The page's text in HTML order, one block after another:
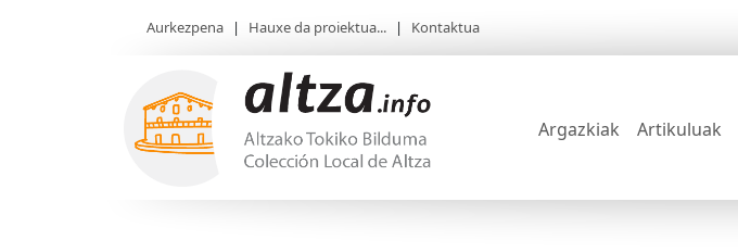
Aurkezpena | Hauxe da proiektua... | Kontaktua
Argazkiak Artikuluak